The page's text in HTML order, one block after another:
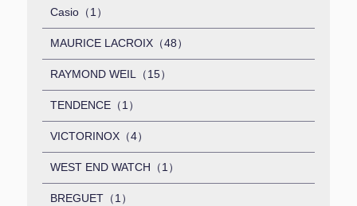
Casio（1）
MAURICE LACROIX（48）
RAYMOND WEIL（15）
TENDENCE（1）
VICTORINOX（4）
WEST END WATCH（1）
BREGUET（1）